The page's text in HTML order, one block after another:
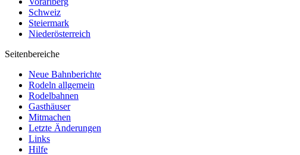
Schweiz
Steiermark
Niederösterreich
Seitenbereiche
Neue Bahnberichte
Rodeln allgemein
Rodelbahnen
Gasthäuser
Mitmachen
Letzte Änderungen
Links
Hilfe